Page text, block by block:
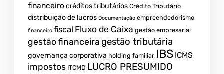
financeirocréditos tributários Crédito Tributário
distribuição de lucros Documentação empreendedorismo
financeiro fiscal Fluxo de Caixa gestão empresarial
gestão financeira gestão tributária
governança corporativa holding familiar IBS ICMS
impostos ITCMD LUCRO PRESUMIDO